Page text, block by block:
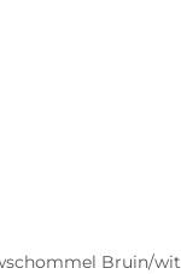
Bruin/